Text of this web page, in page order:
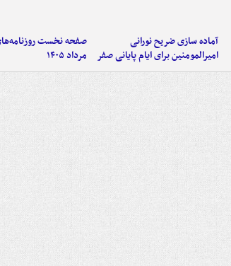
آماده سازی ضریح نورانی
امیرالمومنین برای ایام پایانی صفر
مرداد ۱۴۰۵